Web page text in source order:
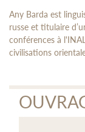
MÉDIATHÈQUE
NOUVEAUTÉS / À
CONTACT
Any Barda est
russe et titulaire
conférences à
civilisations